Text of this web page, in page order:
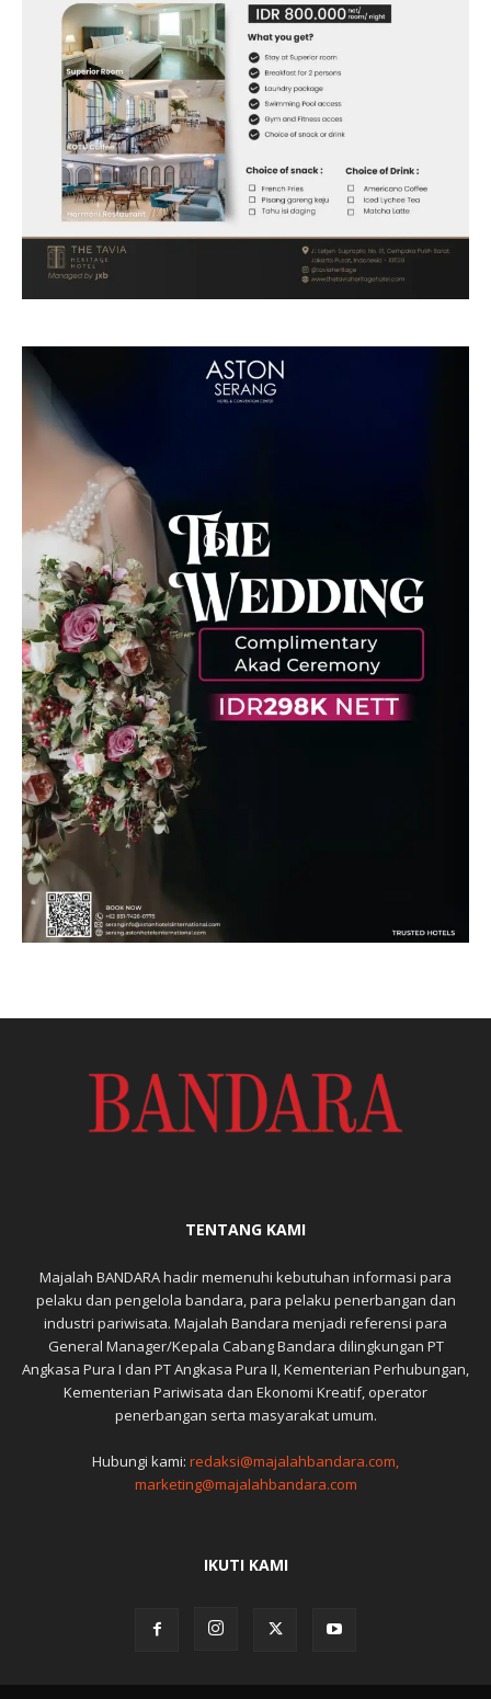
TENTANG KAMI
Majalah BANDARA hadir memenuhi kebutuhan informasi para
pelaku dan pengelola bandara, para pelaku penerbangan dan
industri pariwisata. Majalah Bandara menjadi referensi para
General Manager/Kepala Cabang Bandara dilingkungan PT
Angkasa Pura I dan PT Angkasa Pura II, Kementerian Perhubungan,
Kementerian Pariwisata dan Ekonomi Kreatif, operator
penerbangan serta masyarakat umum.
Hubungi kami: redaksi@majalahbandara.com,
marketing@majalahbandara.com
IKUTI KAMI